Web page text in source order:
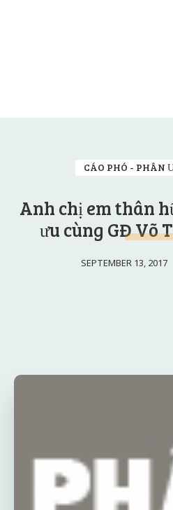
CÁO PHÓ - PHÂN
Anh chị em thân
ưu cùng GĐ Võ
SEPTEMBER 13, 2017